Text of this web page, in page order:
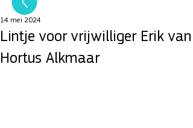
Lintje voor vrijwilliger Erik van
Hortus Alkmaar
14 mei 2024